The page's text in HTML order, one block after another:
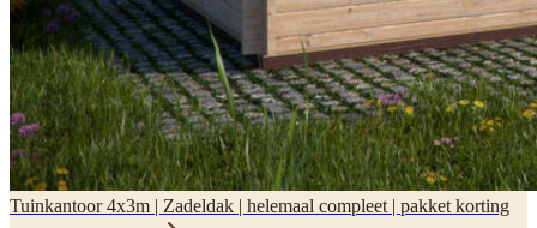
Tuinkantoor 4x3m | Zadeldak | helemaal compleet | pakket korting